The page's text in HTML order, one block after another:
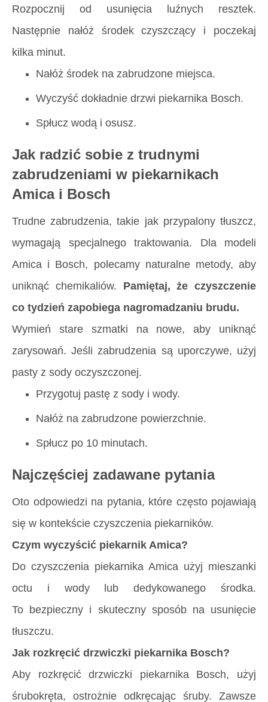
Rozpocznij od usunięcia luźnych resztek.
Następnie nałóż środek czyszczący i poczekaj
kilka minut.
Nałóż środek na zabrudzone miejsca.
Wyczyść dokładnie drzwi piekarnika Bosch.
Spłucz wodą i osusz.
Jak radzić sobie z trudnymi
zabrudzeniami w piekarnikach
Amica i Bosch
Trudne zabrudzenia, takie jak przypalony tłuszcz,
wymagają specjalnego traktowania. Dla modeli
Amica i Bosch, polecamy naturalne metody, aby
uniknąć chemikaliów. Pamiętaj, że czyszczenie
co tydzień zapobiega nagromadzaniu brudu.
Wymień stare szmatki na nowe, aby uniknąć
zarysowań. Jeśli zabrudzenia są uporczywe, użyj
pasty z sody oczyszczonej.
Przygotuj pastę z sody i wody.
Nałóż na zabrudzone powierzchnie.
Spłucz po 10 minutach.
Najczęściej zadawane pytania
Oto odpowiedzi na pytania, które często pojawiają
się w kontekście czyszczenia piekarników.
Czym wyczyścić piekarnik Amica?
Do czyszczenia piekarnika Amica użyj mieszanki
octu i wody lub dedykowanego środka.
To bezpieczny i skuteczny sposób na usunięcie
tłuszczu.
Jak rozkręcić drzwiczki piekarnika Bosch?
Aby rozkręcić drzwiczki piekarnika Bosch, użyj
śrubokręta, ostrożnie odkręcając śruby. Zawsze